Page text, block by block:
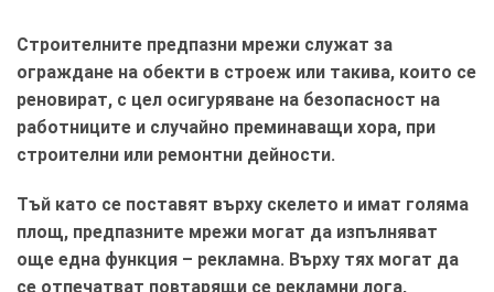
Строителните предпазни мрежи служат за
ограждане на обекти в строеж или такива, които се
реновират, с цел осигуряване на безопасност на
работниците и случайно преминаващи хора, при
строителни или ремонтни дейности.
Тъй като се поставят върху скелето и имат голяма
площ, предпазните мрежи могат да изпълняват
още една функция – рекламна. Върху тях могат да
се отпечатват повтарящи се рекламни лога,